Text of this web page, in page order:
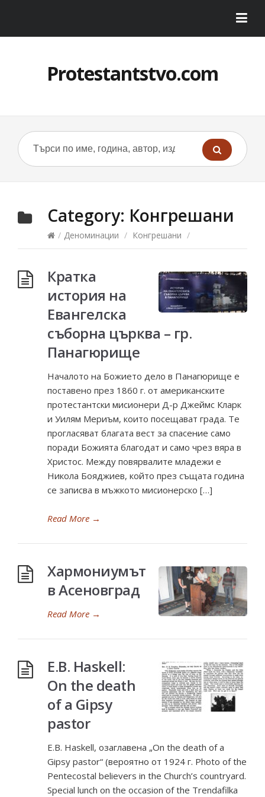
Protestantstvo.com
Category: Конгрешани
/ Деноминации / Конгрешани /
Кратка
история на
Евангелска
съборна църква – гр.
Панагюрище
Началото на Божието дело в Панагюрище е
поставено през 1860 г. от американските
протестантски мисионери Д-р Джеймс Кларк
и Уилям Мериъм, които посещават града. Те
прогласяват благата вест за спасение само
поради Божията благодат и само чрез вяра в
Христос. Между повярвалите младежи е
Никола Бояджиев, който през същата година
се записва в мъжкото мисионерско […]
Read More →
Хармониумът
в Асеновград
Read More →
E.B. Haskell:
On the death
of a Gipsy
pastor
E.B. Haskell, озаглавена „On the death of a
Gipsy pastor“ (вероятно от 1924 г. Photo of the
Pentecostal believers in the Church’s countryard.
Special lunch on the occasion of the Trendafilka